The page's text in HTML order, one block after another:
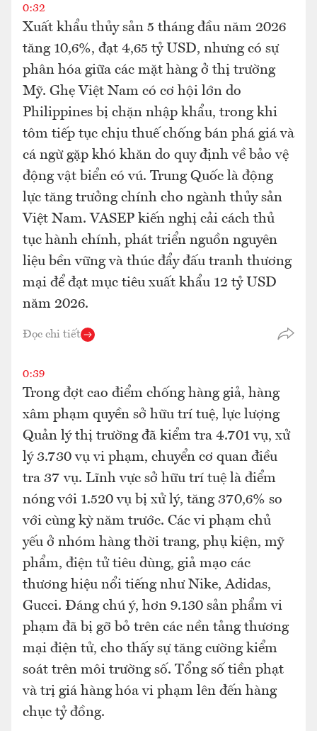
0:32
Xuất khẩu thủy sản 5 tháng đầu năm 2026
tăng 10,6%, đạt 4,65 tỷ USD, nhưng có sự
phân hóa giữa các mặt hàng ở thị trường
Mỹ. Ghẹ Việt Nam có cơ hội lớn do
Philippines bị chặn nhập khẩu, trong khi
tôm tiếp tục chịu thuế chống bán phá giá và
cá ngừ gặp khó khăn do quy định về bảo vệ
động vật biển có vú. Trung Quốc là động
lực tăng trưởng chính cho ngành thủy sản
Việt Nam. VASEP kiến nghị cải cách thủ
tục hành chính, phát triển nguồn nguyên
liệu bền vững và thúc đẩy đấu tranh thương
mại để đạt mục tiêu xuất khẩu 12 tỷ USD
năm 2026.
Đọc chi tiết
0:39
Trong đợt cao điểm chống hàng giả, hàng
xâm phạm quyền sở hữu trí tuệ, lực lượng
Quản lý thị trường đã kiểm tra 4.701 vụ, xử
lý 3.730 vụ vi phạm, chuyển cơ quan điều
tra 37 vụ. Lĩnh vực sở hữu trí tuệ là điểm
nóng với 1.520 vụ bị xử lý, tăng 370,6% so
với cùng kỳ năm trước. Các vi phạm chủ
yếu ở nhóm hàng thời trang, phụ kiện, mỹ
phẩm, điện tử tiêu dùng, giả mạo các
thương hiệu nổi tiếng như Nike, Adidas,
Gucci. Đáng chú ý, hơn 9.130 sản phẩm vi
phạm đã bị gỡ bỏ trên các nền tảng thương
mại điện tử, cho thấy sự tăng cường kiểm
soát trên môi trường số. Tổng số tiền phạt
và trị giá hàng hóa vi phạm lên đến hàng
chục tỷ đồng.